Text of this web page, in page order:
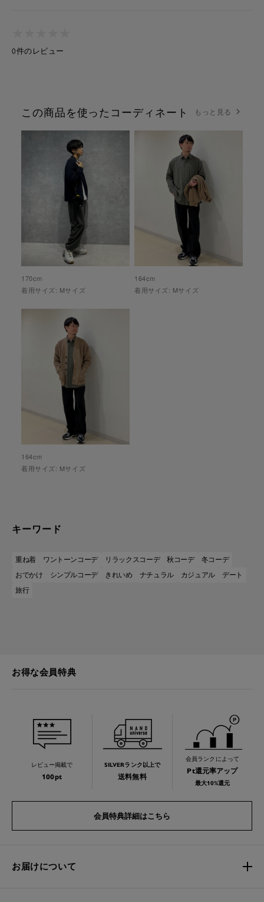
0件のレビュー
この商品を使ったコーディネート もっと見る
170cm
着用サイズ: Mサイズ
164cm
着用サイズ: Mサイズ
164cm
着用サイズ: Mサイズ
キーワード
重ね着 ワントーンコーデ リラックスコーデ 秋コーデ
冬コーデ
おでかけ
シンプルコーデ きれいめ ナチュラル カジュアル
デート
旅行
お得な会員特典
レビュー掲載で
100pt
SILVERランク以上で
送料無料
会員ランクによって
Pt還元率アップ
最大10%還元
会員特典詳細はこちら
お届けについて